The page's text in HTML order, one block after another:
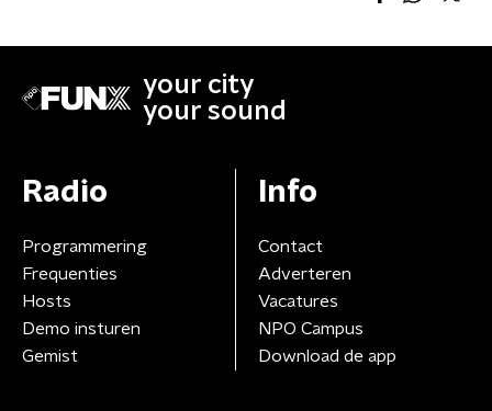
your city
your sound
Radio
Programmering
Frequenties
Hosts
Demo insturen
Gemist
Info
Contact
Adverteren
Vacatures
NPO Campus
Download de app